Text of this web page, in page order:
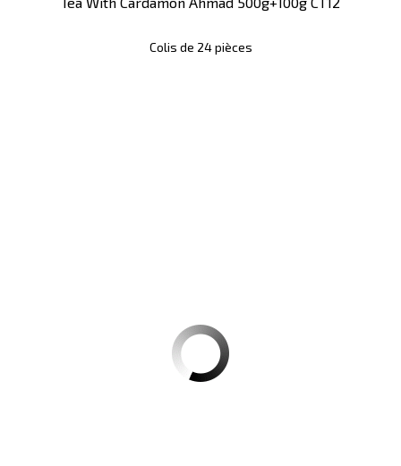
Colis de 24 pièces